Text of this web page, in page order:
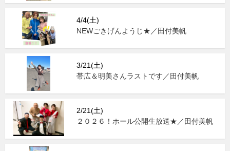
4/4(土)
NEWごきげんようじ★／田付美帆
3/21(土)
帯広＆明美さんラストです／田付美帆
2/21(土)
２０２６！ホール公開生放送★／田付美帆